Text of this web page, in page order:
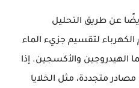
عن طريق التحليل
لتقسيم جزيء الماء
الهيدروجين والأكسجين. إذا
متجددة، مثل الخلايا